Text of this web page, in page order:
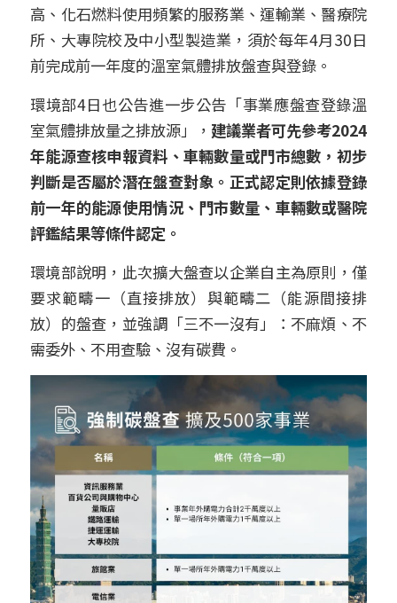
高、化石燃料使用頻繁的服務業、運輸業、醫療院
所、大專院校及中小型製造業，須於每年4月30日
前完成前一年度的溫室氣體排放盤查與登錄。
環境部4日也公告進一步公告「事業應盤查登錄溫
室氣體排放量之排放源」， 建議業者可先參考2024
年能源查核申報資料、車輛數量或門市總數，初步
判斷是否屬於潛在盤查對象。正式認定則依據登錄
前一年的能源使用情況、門市數量、車輛數或醫院
評鑑結果等條件認定。
環境部說明，此次擴大盤查以企業自主為原則，僅
要求範疇一（直接排放）與範疇二（能源間接排
放）的盤查，並強調「三不一沒有」：不麻煩、不
需委外、不用查驗、沒有碳費。